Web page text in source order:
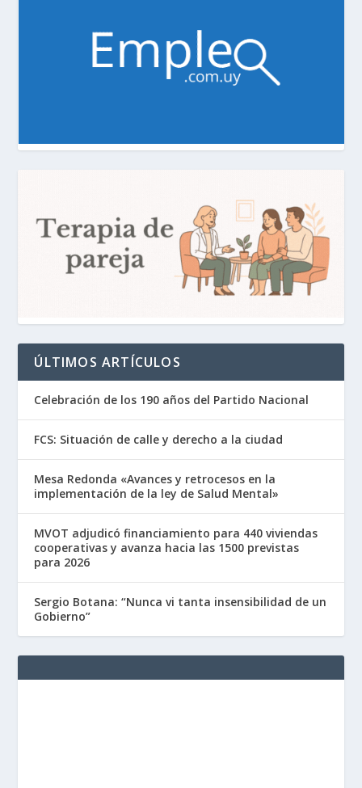
ÚLTIMOS ARTÍCULOS
Celebración de los 190 años del Partido Nacional
FCS: Situación de calle y derecho a la ciudad
Mesa Redonda «Avances y retrocesos en la
implementación de la ley de Salud Mental»
MVOT adjudicó financiamiento para 440 viviendas
cooperativas y avanza hacia las 1500 previstas
para 2026
Sergio Botana: “Nunca vi tanta insensibilidad de un
Gobierno”